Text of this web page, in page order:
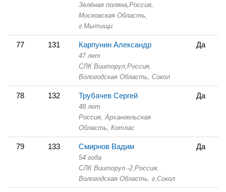
Зелёная поляна, Россия,
Московская Область,
г.Мытищи
77 131 Карпунин Александр
47 лет
СЛК Вииторул, Россия,
Вологодская Область, Сокол
Да
78 132 Трубачев Сергей
48 лет
Россия, Архангельская
Область, Котлас
Да
79 133 Смирнов Вадим
54 года
СЛК Вииторул -2, Россия,
Вологодская Область, г.Сокол
Да